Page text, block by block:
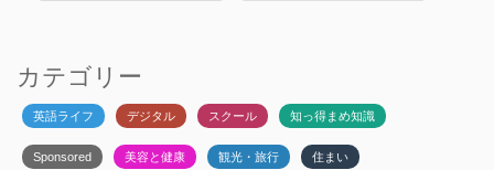
カテゴリー
英語ライフ デジタル スクール 知っ得まめ知識
Sponsored 美容と健康 観光・旅行 住まい